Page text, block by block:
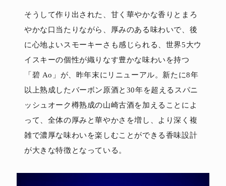
そうして作り出された、甘く華やかな香りとまろ
やかな口当たりながら、厚みのある味わいで、後
に心地よいスモーキーさも感じられる、世界5大ウ
イスキーの個性が織りなす豊かな味わいを持つ
「碧 Ao」が、昨年末にリニューアル。新たに8年
以上熟成したバーボン原酒と30年を超えるスパニ
ッシュオーク樽熟成の山崎古酒を加えることによ
って、全体の厚みと華やかさを増し、より深く複
雑で濃厚な味わいを楽しむことができる香味設計
が大きな特徴となっている。